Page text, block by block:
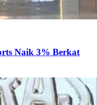
Naik 3% Berkat